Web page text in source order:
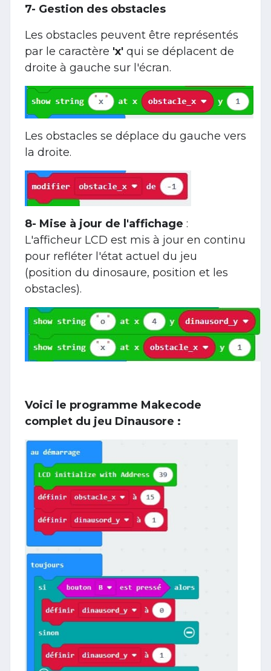
7- Gestion des obstacles
Les obstacles peuvent être représentés
par le caractère 'x' qui se déplacent de
droite à gauche sur l'écran.
Les obstacles se déplace du gauche vers
la droite.
8- Mise à jour de l'affichage :
L'afficheur LCD est mis à jour en continu
pour refléter l'état actuel du jeu
(position du dinosaure, position et les
obstacles).
Voici le programme Makecode
complet du jeu Dinausore :